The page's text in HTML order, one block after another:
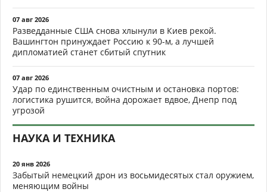
07 авг 2026
Разведданные США снова хлынули в Киев рекой.
Вашингтон принуждает Россию к 90-м, а лучшей
дипломатией станет сбитый спутник
07 авг 2026
Удар по единственным очистным и остановка портов:
логистика рушится, война дорожает вдвое, Днепр под
угрозой
НАУКА И ТЕХНИКА
20 янв 2026
Забытый немецкий дрон из восьмидесятых стал оружием,
меняющим войны